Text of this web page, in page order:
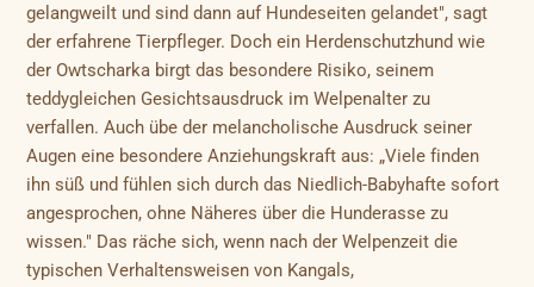
gelangweilt und sind dann auf Hundeseiten gelandet", sagt
der erfahrene Tierpfleger. Doch ein Herdenschutzhund wie
der Owtscharka birgt das besondere Risiko, seinem
teddygleichen Gesichtsausdruck im Welpenalter zu
verfallen. Auch übe der melancholische Ausdruck seiner
Augen eine besondere Anziehungskraft aus: „Viele finden
ihn süß und fühlen sich durch das Niedlich-Babyhafte sofort
angesprochen, ohne Näheres über die Hunderasse zu
wissen." Das räche sich, wenn nach der Welpenzeit die
typischen Verhaltensweisen von Kangals,